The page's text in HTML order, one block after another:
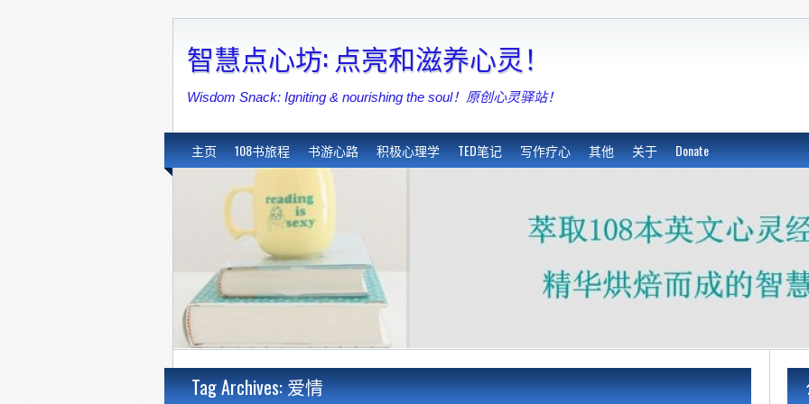
智慧点心坊: 点亮和滋养心灵！
Wisdom Snack: Igniting & nourishing the soul！原创心灵驿站！
主页 108书旅程 书游心路 积极心理学 TED笔记 写作疗心 其他 关于 Donate
Tag Archives: 爱情